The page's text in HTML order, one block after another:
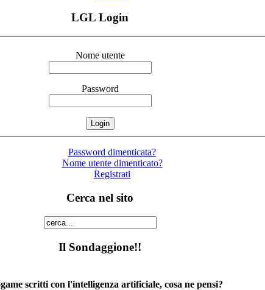
LGL Login
Nome utente
Password
Password dimenticata?
Nome utente dimenticato?
Registrati
Cerca nel sito
Il Sondaggione!!
scritti con l'intelligenza artificiale, cosa ne pensi?